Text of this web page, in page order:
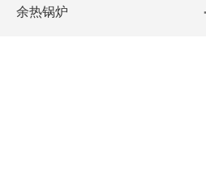
余热锅炉